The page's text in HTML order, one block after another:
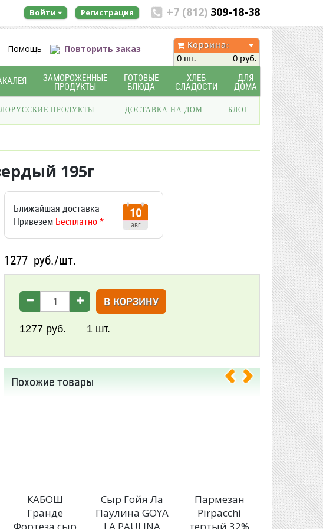
+7 (812) 309-18-38
Войти Регистрация
Помощь Повторить заказ
Корзина:
0 шт.
0 руб.
ЗАМОРОЖЕННЫЕ
ПРОДУКТЫ
ГОТОВЫЕ
БЛЮДА
ХЛЕБ
СЛАДОСТИ
ДЛЯ
ДОМА
ПРОДУКТЫ ДОСТАВКА НА ДОМ БЛОГ
195г
Ближайшая доставка
Привезем Бесплатно*
10
авг
1277 руб./шт.
В КОРЗИНУ
1277 руб. 1 шт.
Похожие товары
КАБОШ
Гранде
Сыр Гойя Ла
Паулина GOYA
Пармезан
Pirpacchi
Сыр